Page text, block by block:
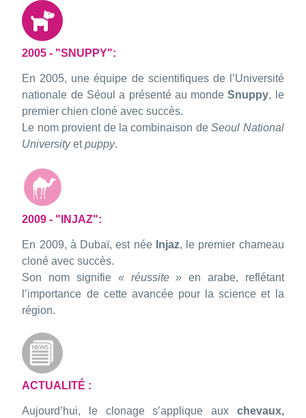
2005 - "SNUPPY":
En 2005, une équipe de scientifiques de l’Université
nationale de Séoul a présenté au mondeSnuppy, le
premier chien cloné avec succès.
Le nom provient de la combinaison deSeoul National
Universityetpuppy.
2009 - "INJAZ":
En 2009, à Dubaï, est née Injaz, le premier chameau
cloné avec succès.
Son nom signifie « réussite » en arabe, reflétant
l’importance de cette avancée pour la science et la
région.
ACTUALITÉ :
Aujourd’hui, le clonage s’applique auxchevaux,